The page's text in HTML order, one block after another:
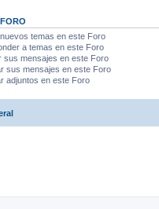
temas en este Foro
a temas en este Foro
sus mensajes en este Foro
sus mensajes en este Foro
adjuntos en este Foro